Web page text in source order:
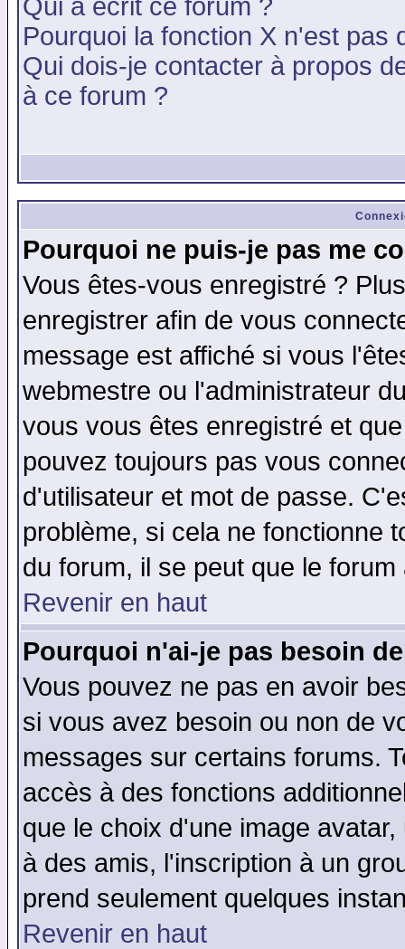
Qui a écrit ce forum ?
Pourquoi la fonction X n'est pas
Qui dois-je contacter à propos
à ce forum ?
Pourquoi ne puis-je pas me
Vous êtes-vous enregistré ?
enregistrer afin de vous
message est affiché si vous
webmestre ou l'administrateur
vous vous êtes enregistré et
pouvez toujours pas vous
d'utilisateur et mot de passe.
problème, si cela ne fonctionne
du forum, il se peut que le
Revenir en haut
Pourquoi n'ai-je pas besoin
Vous pouvez ne pas en avoir
si vous avez besoin ou non de
messages sur certains forums.
accès à des fonctions
que le choix d'une image
à des amis, l'inscription à un
prend seulement quelques
Revenir en haut